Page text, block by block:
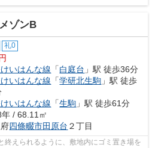
ゾンB
礼0
いはんな線 「白庭台 」駅 徒歩36分
いはんな線 「学研北生駒 」駅 徒歩
いはんな線 「生駒 」駅 徒歩61分
/ 68.11㎡
四條畷市田原台 ２丁目
終えられるように、敷地内にゴミ置き場を